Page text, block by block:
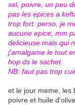
sel, poivre, un peu
pas les epices a
trop fort. perso, je
aucune epice, mm
delicieuse mais qui
j'amalgame le tout
hop ds le sachet.
NB: faut pas trop
et le jour meme, les
poivre et huile